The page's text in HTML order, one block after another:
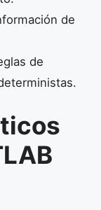
de
de